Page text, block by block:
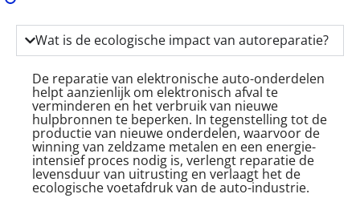
Wat is de ecologische impact van autoreparatie?
De reparatie van elektronische auto-onderdelen
helpt aanzienlijk om elektronisch afval te
verminderen en het verbruik van nieuwe
hulpbronnen te beperken. In tegenstelling tot de
productie van nieuwe onderdelen, waarvoor de
winning van zeldzame metalen en een energie-
intensief proces nodig is, verlengt reparatie de
levensduur van uitrusting en verlaagt het de
ecologische voetafdruk van de auto-industrie.